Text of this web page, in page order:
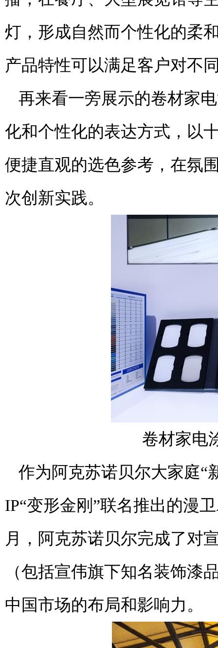
灯，形成自然而个性化的柔
产品特性可以满足客户对不
再来看一旁展示的卷材家
化和个性化的表达方式，以
便捷直观的选色参考，在氛
次创新实践。
卷材家电
作为阿克苏诺贝尔大家庭“
IP“变形金刚”联名推出的漫
月，阿克苏诺贝尔完成了对
（包括宣伟旗下知名装饰漆
中国市场的布局和影响力。